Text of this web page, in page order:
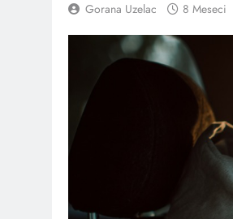
Gorana Uzelac 8 Meseci